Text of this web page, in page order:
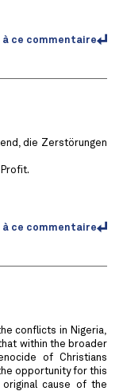
à ce commentaire
die Zerstörungen
à ce commentaire
conflicts in Nigeria,
within the broader
of Christians
opportunity for this
cause of the